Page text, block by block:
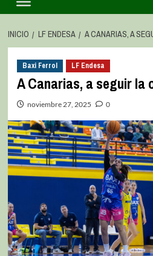
INICIO LF ENDESA A CANARIAS, A
Baxi Ferrol LF Endesa
A Canarias, a seguir la
noviembre 27, 2025 0